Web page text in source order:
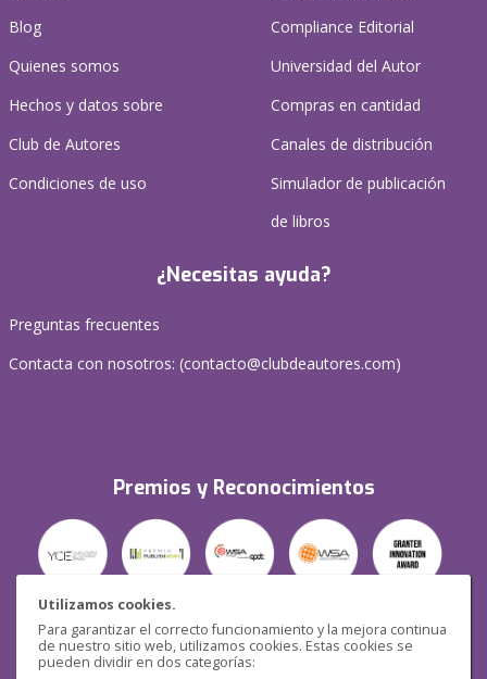
Utilizamos cookies.
Para garantizar el correcto funcionamiento y la mejora continua
de nuestro sitio web, utilizamos cookies. Estas cookies se
pueden dividir en dos categorías:
Blog
Quienes somos
Hechos y datos sobre
Club de Autores
Condiciones de uso
Compliance Editorial
Universidad del Autor
Compras en cantidad
Canales de distribución
Simulador de publicación
de libros
¿Necesitas ayuda?
Preguntas frecuentes
Contacta con nosotros: (contacto@clubdeautores.com)
Premios y Reconocimientos
Seguridad